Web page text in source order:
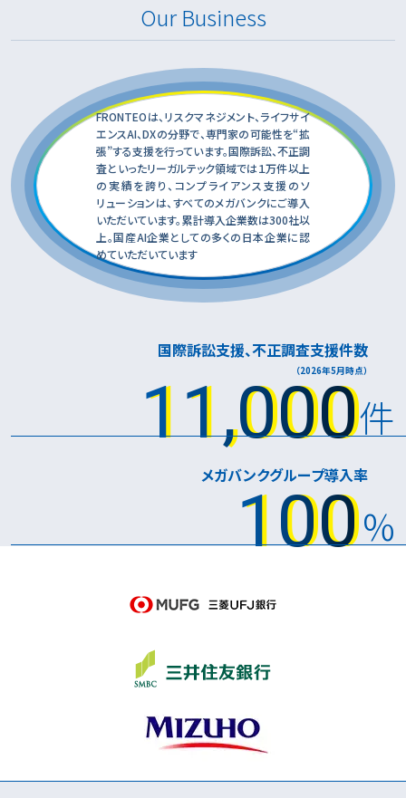
Our Business
FRONTEOは、リスクマネジメント、ライフサイ
エンスAI、DXの分野で、専門家の可能性を“拡
張”する支援を行っています。国際訴訟、不正調
査といったリーガルテック領域では１万件以上
の実績を誇り、コンプライアンス支援のソ
リューションは、すべてのメガバンクにご導入
いただいています。累計導入企業数は300社以
上。国産AI企業としての多くの日本企業に認
めていただいています
国際訴訟支援、不正調査支援件数
（2026年5月時点）
11,000件
メガバンクグループ導入率
100%